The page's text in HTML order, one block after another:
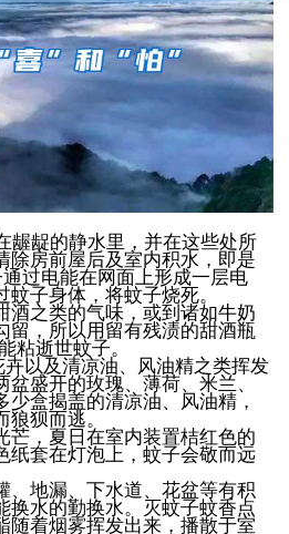
龊的静水里，并在这些处所
除房前屋后及室内积水，即是
过电能在网面上形成一层电
子身体，将蚊子烧死。
之类的气味，或到诸如牛奶
留，所以用留有残渍的甜酒瓶
粘逝世蚊子。
以及清凉油、风油精之类挥发
盛开的玫瑰、薄荷、米兰、
盒揭盖的清凉油、风油精，
狈而逃。
，夏日在室内装置桔红色的
纸套在灯泡上，蚊子会敬而远
地漏、下水道、花盆等有积
换水的勤换水。灭蚊子蚊香点
随着烟雾挥发出来，播散于室